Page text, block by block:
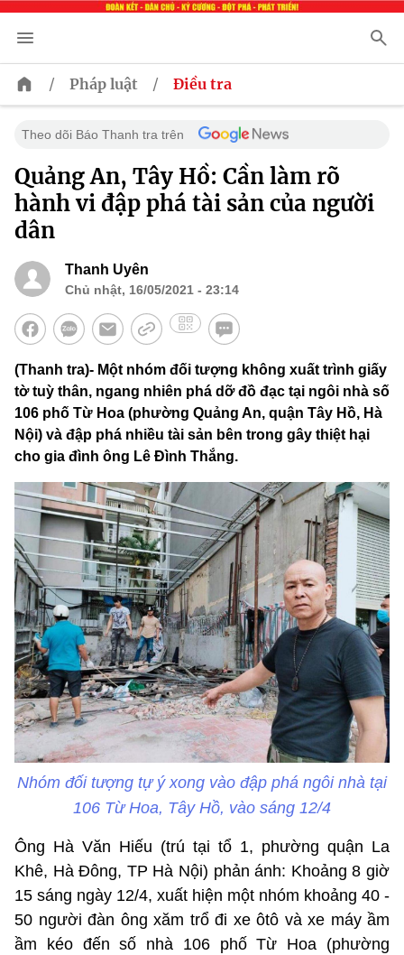
/ Pháp luật / Điều tra
Theo dõi Báo Thanh tra trên
Quảng An, Tây Hồ: Cần làm rõ
hành vi đập phá tài sản của người
dân
Thanh Uyên
Chủ nhật, 16/05/2021 - 23:14
(Thanh tra)- Một nhóm đối tượng không xuất trình giấy
tờ tuỳ thân, ngang nhiên phá dỡ đồ đạc tại ngôi nhà số
106 phố Từ Hoa (phường Quảng An, quận Tây Hồ, Hà
Nội) và đập phá nhiều tài sản bên trong gây thiệt hại
cho gia đình ông Lê Đình Thắng.
Nhóm đối tượng tự ý xong vào đập phá ngôi nhà tại
106 Từ Hoa, Tây Hồ, vào sáng 12/4
Ông Hà Văn Hiếu (trú tại tổ 1, phường quận La
Khê, Hà Đông, TP Hà Nội) phản ánh: Khoảng 8 giờ
15 sáng ngày 12/4, xuất hiện một nhóm khoảng 40 -
50 người đàn ông xăm trổ đi xe ôtô và xe máy ầm
ầm kéo đến số nhà 106 phố Từ Hoa (phường